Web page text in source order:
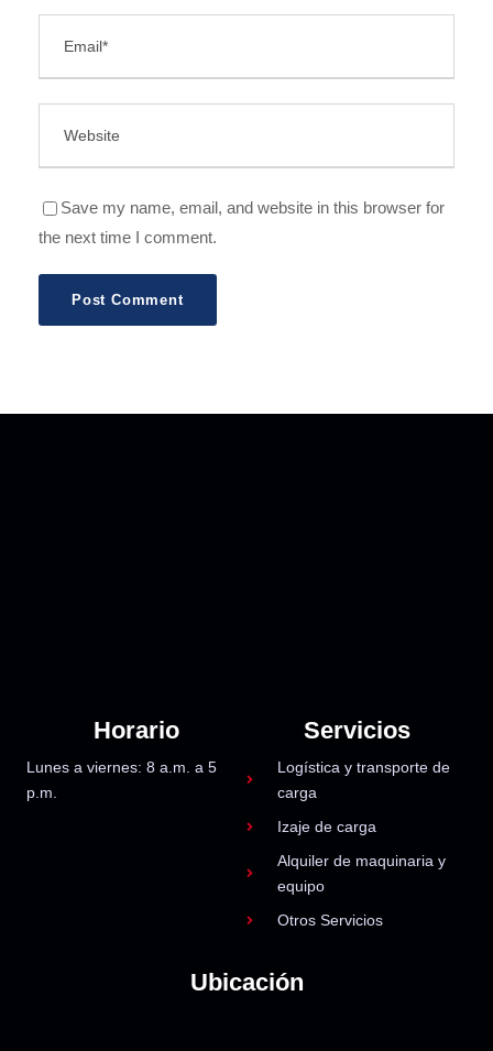
Save my name, email, and website in this browser for
the next time I comment.
Horario
Lunes a viernes: 8 a.m. a 5
p.m.
Servicios
Logística y transporte de
carga
Izaje de carga
Alquiler de maquinaria y
equipo
Otros Servicios
Ubicación